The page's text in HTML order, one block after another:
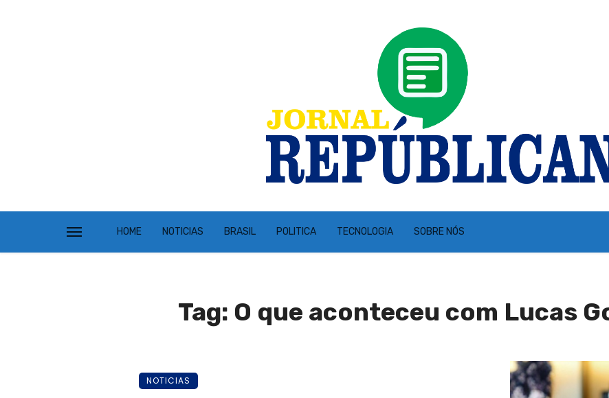
HOME NOTICIAS BRASIL POLITICA TECNOLOGIA SOBRE NÓS
Tag: O que aconteceu com Lucas
NOTICIAS